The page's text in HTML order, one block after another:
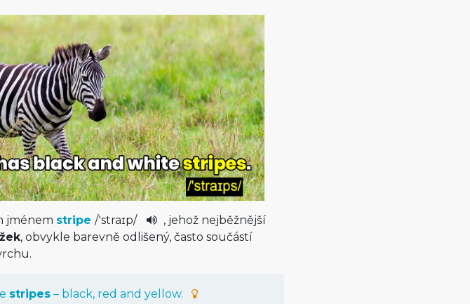
jménem stripe /'straɪp/
, jehož nejběžnější
, obvykle barevně odlišený, často součástí
stripes– black, red and yellow.